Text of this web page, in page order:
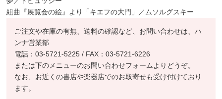
組曲『展覧会の絵』より「キエフの大門」／ムソルグスキー
ご注文や在庫の有無、送料の確認など、お問い合わせは、ハ
ンナ営業部
電話：03-5721-5225 / FAX：03-5721-6226
または下のメニューのお問い合わせフォームよりどうぞ。
なお、お近くの書店や楽器店でのお取寄せも受け付けており
ます。